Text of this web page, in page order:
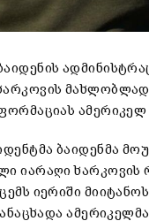
ბაიდენმა
იარაღი ხარკოვის
იერიში